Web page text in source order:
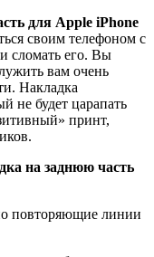
для Apple iPhone
своим телефоном с
сломать его. Вы
вам очень
Накладка
не будет царапать
принт,
на заднюю часть
повторяющие линии